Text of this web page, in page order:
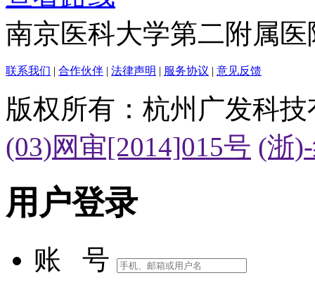
南京医科大学第二附属医
联系我们 | 合作伙伴 | 法律声明 | 服务协议 | 意见反馈
版权所有：杭州广发科
(03)网审[2014]015号 (浙
用户登录
账 号